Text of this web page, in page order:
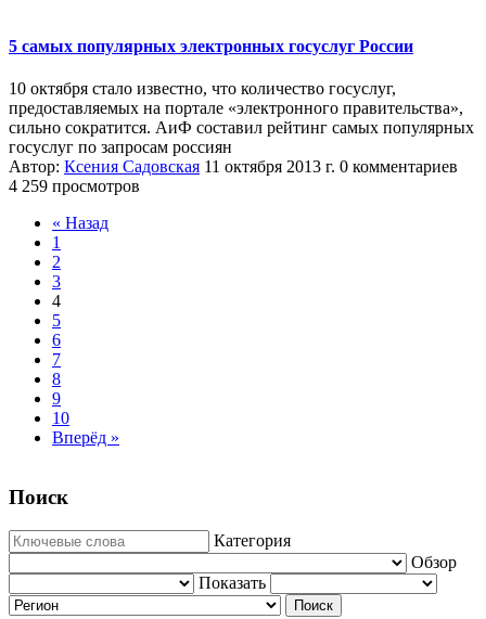
5 самых популярных электронных госуслуг России
10 октября стало известно, что количество госуслуг,
предоставляемых на портале «электронного правительства»,
сильно сократится. АиФ составил рейтинг самых популярных
госуслуг по запросам россиян
Автор: Ксения Садовская 11 октября 2013 г. 0 комментариев
4 259 просмотров
« Назад
1
2
3
4
5
6
7
8
9
10
Вперёд »
Поиск
Категория
Обзор
Показать
Поиск